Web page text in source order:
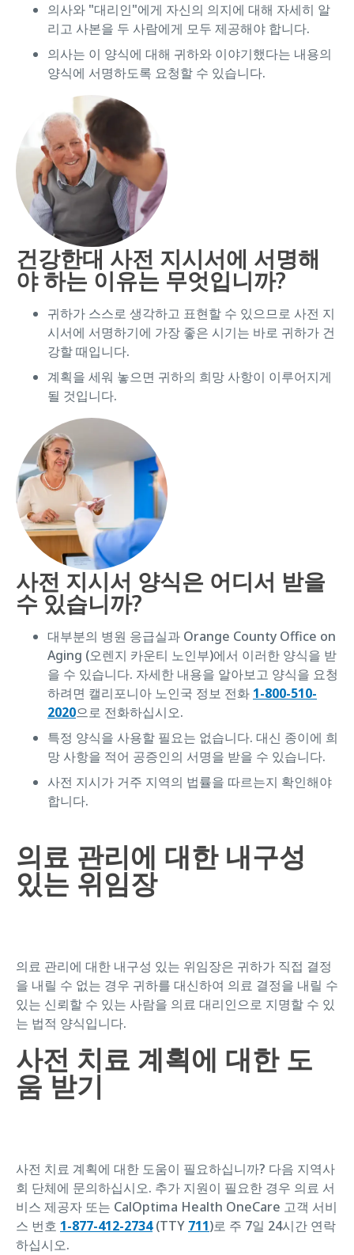
의사와 "대리인"에게 자신의 의지에 대해 자세히 알
리고 사본을 두 사람에게 모두 제공해야 합니다.
의사는 이 양식에 대해 귀하와 이야기했다는 내용의
양식에 서명하도록 요청할 수 있습니다.
건강한대 사전 지시서에 서명해
야 하는 이유는 무엇입니까?
귀하가 스스로 생각하고 표현할 수 있으므로 사전 지
시서에 서명하기에 가장 좋은 시기는 바로 귀하가 건
강할 때입니다.
계획을 세워 놓으면 귀하의 희망 사항이 이루어지게
될 것입니다.
사전 지시서 양식은 어디서 받을
수 있습니까?
대부분의 병원 응급실과 Orange County Office on
Aging (오렌지 카운티 노인부)에서 이러한 양식을 받
을 수 있습니다. 자세한 내용을 알아보고 양식을 요청
하려면 캘리포니아 노인국 정보 전화 1-800-510-
2020으로 전화하십시오.
특정 양식을 사용할 필요는 없습니다. 대신 종이에 희
망 사항을 적어 공증인의 서명을 받을 수 있습니다.
사전 지시가 거주 지역의 법률을 따르는지 확인해야
합니다.
의료 관리에 대한 내구성
있는 위임장
의료 관리에 대한 내구성 있는 위임장은 귀하가 직접 결정
을 내릴 수 없는 경우 귀하를 대신하여 의료 결정을 내릴 수
있는 신뢰할 수 있는 사람을 의료 대리인으로 지명할 수 있
는 법적 양식입니다.
사전 치료 계획에 대한 도
움 받기
사전 치료 계획에 대한 도움이 필요하십니까? 다음 지역사
회 단체에 문의하십시오. 추가 지원이 필요한 경우 의료 서
비스 제공자 또는 CalOptima Health OneCare 고객 서비
스 번호 1-877-412-2734(TTY 711)로 주 7일 24시간 연락
하십시오.